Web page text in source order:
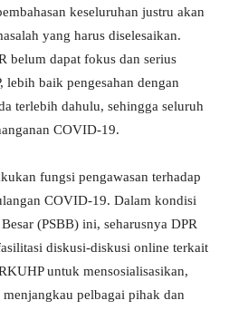
keseluruhan justru akan
yang harus diselesaikan.
belum dapat fokus dan serius
lebih baik pengesahan dengan
terlebih dahulu, sehingga seluruh
COVID-19.
fungsi pengawasan terhadap
COVID-19. Dalam kondisi
(PSBB) ini, seharusnya DPR
diskusi-diskusi online terkait
untuk mensosialisasikan,
pelbagai pihak dan